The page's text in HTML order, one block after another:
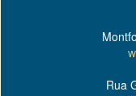
Rua